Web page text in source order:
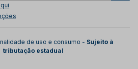
de uso e consumo - Sujeito à
tributação estadual